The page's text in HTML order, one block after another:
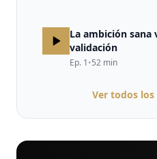
La ambición sana
validación
Ep. 1•52 min
Ver todos